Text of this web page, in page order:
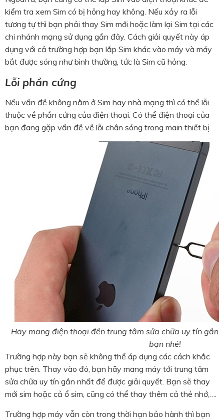
kiểm tra xem Sim có bị hỏng hay không. Nếu xảy ra lỗi
tương tự thì bạn phải thay Sim mới hoặc làm lại Sim tại các
chi nhánh mạng sử dụng gần đây. Cách giải quyết này áp
dụng với cả trường hợp bạn lắp Sim khác vào máy và máy
bắt được sóng như bình thường, tức là Sim cũ hỏng.
Lỗi phần cứng
Nếu vấn đề không nằm ở Sim hay nhà mạng thì có thể lỗi
thuộc về phần cứng của điện thoại. Có thể điện thoại của
bạn đang gặp vấn đề về lỗi chân sóng trong main thiết bị.
Hãy mang điện thoại đến trung tâm sửa chữa uy tín gần
bạn nhé!
Trường hợp này bạn sẽ không thể áp dụng các cách khắc
phục trên. Thay vào đó, bạn hãy mang máy tới trung tâm
sửa chữa uy tín gần nhất để được giải quyết. Bạn sẽ thay
mới sim hoặc cả ổ sim, cũng có thể thay thêm cả thẻ nhớ,….
Trường hợp máy vẫn còn trong thời hạn bảo hành thì bạn